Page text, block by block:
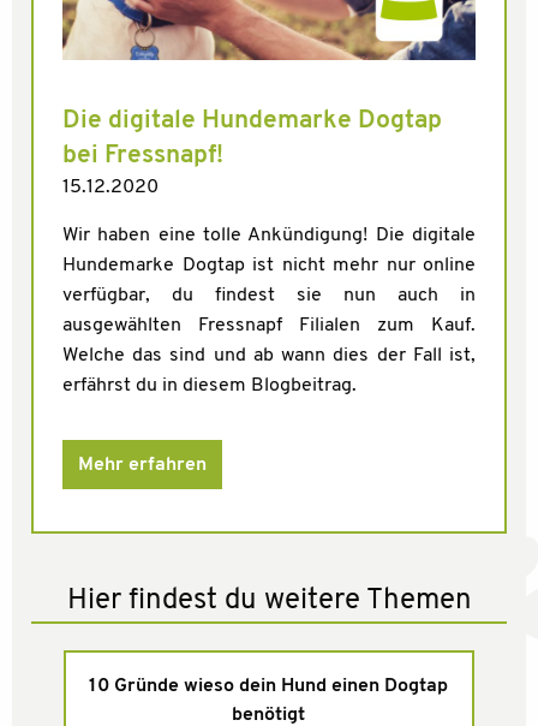
Die digitale Hundemarke Dogtap
bei Fressnapf!
15.12.2020
Wir haben eine tolle Ankündigung! Die digitale
Hundemarke Dogtap ist nicht mehr nur online
verfügbar, du findest sie nun auch in
ausgewählten Fressnapf Filialen zum Kauf.
Welche das sind und ab wann dies der Fall ist,
erfährst du in diesem Blogbeitrag.
Mehr erfahren
Hier findest du weitere Themen
10 Gründe wieso dein Hund einen Dogtap
benötigt